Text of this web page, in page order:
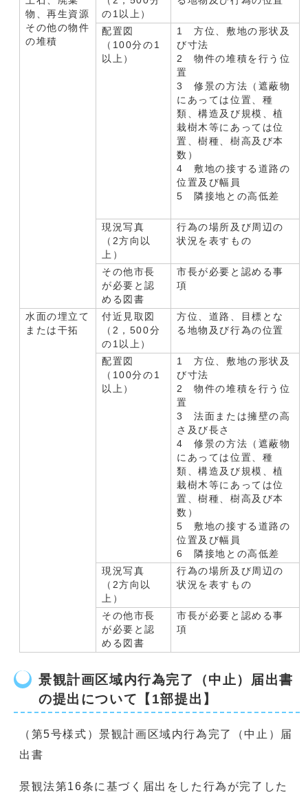
物、再生資源
その他の物件
の堆積
の1以上）
配置図
（100分の1
以上）
1 方位、敷地の形状及
び寸法
2 物件の堆積を行う位
置
3 修景の方法（遮蔽物
にあっては位置、種
類、構造及び規模、植
栽樹木等にあっては位
置、樹種、樹高及び本
数）
4 敷地の接する道路の
位置及び幅員
5 隣接地との高低差
現況写真
（2方向以
上）
行為の場所及び周辺の
状況を表すもの
その他市長
が必要と認
める図書
市長が必要と認める事
項
水面の埋立て
または干拓
付近見取図
（2，500分
の1以上）
方位、道路、目標とな
る地物及び行為の位置
配置図
（100分の1
以上）
1 方位、敷地の形状及
び寸法
2 物件の堆積を行う位
置
3 法面または擁壁の高
さ及び長さ
4 修景の方法（遮蔽物
にあっては位置、種
類、構造及び規模、植
栽樹木等にあっては位
置、樹種、樹高及び本
数）
5 敷地の接する道路の
位置及び幅員
6 隣接地との高低差
現況写真
（2方向以
上）
行為の場所及び周辺の
状況を表すもの
その他市長
が必要と認
める図書
市長が必要と認める事
項
景観計画区域内行為完了（中止）届出書
の提出について【1部提出】
（第5号様式）景観計画区域内行為完了（中止）届
出書
景観法第16条に基づく届出をした行為が完了した